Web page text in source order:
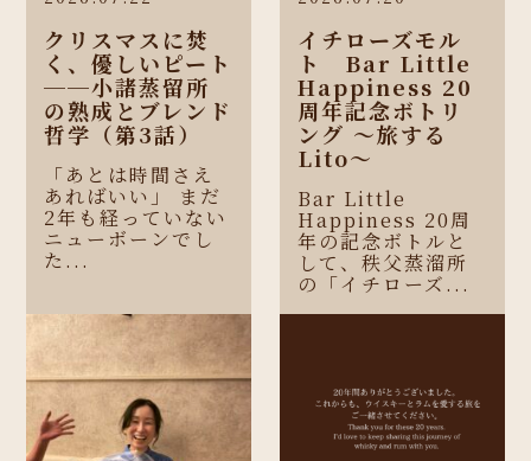
クリスマスに焚
く、優しいピート
──小諸蒸留所
の熟成とブレンド
哲学（第3話）
「あとは時間さえ
あればいい」 まだ
2年も経っていない
ニューボーンでし
た...
イチローズモル
ト Bar Little
Happiness 20
周年記念ボトリ
ング 〜旅する
Lito〜
Bar Little
Happiness 20周
年の記念ボトルと
して、秩父蒸溜所
の「イチローズ...